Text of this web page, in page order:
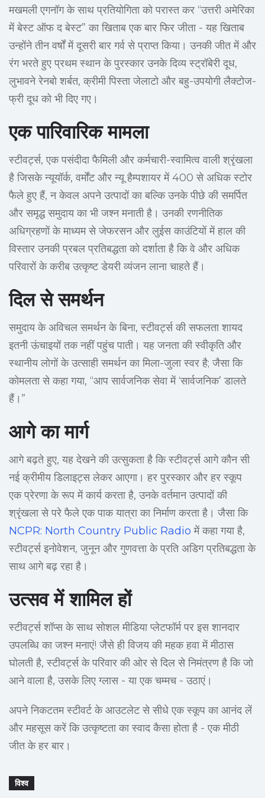
मखमली एगनॉग के साथ प्रतियोगिता को परास्त कर “उत्तरी अमेरिका
में बेस्ट ऑफ द बेस्ट” का खिताब एक बार फिर जीता - यह खिताब
उन्होंने तीन वर्षों में दूसरी बार गर्व से प्राप्त किया। उनकी जीत में और
रंग भरते हुए प्रथम स्थान के पुरस्कार उनके दिव्य स्ट्रॉबेरी दूध,
लुभावने रेनबो शर्बत, क्रीमी पिस्ता जेलाटो और बहु-उपयोगी लैक्टोज-
फ्री दूध को भी दिए गए।
एक पारिवारिक मामला
स्टीवर्ट्स, एक पसंदीदा फैमिली और कर्मचारी-स्वामित्व वाली श्रृंखला
है जिसके न्यूयॉर्क, वर्मोंट और न्यू हैम्पशायर में 400 से अधिक स्टोर
फैले हुए हैं, न केवल अपने उत्पादों का बल्कि उनके पीछे की समर्पित
और समृद्ध समुदाय का भी जश्न मनाती है। उनकी रणनीतिक
अधिग्रहणों के माध्यम से जेफरसन और लुईस काउंटियों में हाल की
विस्तार उनकी प्रबल प्रतिबद्धता को दर्शाता है कि वे और अधिक
परिवारों के करीब उत्कृष्ट डेयरी व्यंजन लाना चाहते हैं।
दिल से समर्थन
समुदाय के अविचल समर्थन के बिना, स्टीवर्ट्स की सफलता शायद
इतनी ऊंचाइयों तक नहीं पहुंच पाती। यह जनता की स्वीकृति और
स्थानीय लोगों के उत्साही समर्थन का मिला-जुला स्वर है; जैसा कि
कोमलता से कहा गया, “आप सार्वजनिक सेवा में ‘सार्वजनिक’ डालते
हैं।”
आगे का मार्ग
आगे बढ़ते हुए, यह देखने की उत्सुकता है कि स्टीवर्ट्स आगे कौन सी
नई क्रीमीय डिलाइट्स लेकर आएगा। हर पुरस्कार और हर स्कूप
एक प्रेरणा के रूप में कार्य करता है, उनके वर्तमान उत्पादों की
श्रृंखला से परे फैले एक पाक यात्रा का निर्माण करता है। जैसा कि
NCPR: North Country Public Radio में कहा गया है,
स्टीवर्ट्स इनोवेशन, जुनून और गुणवत्ता के प्रति अडिग प्रतिबद्धता के
साथ आगे बढ़ रहा है।
उत्सव में शामिल हों
स्टीवर्ट्स शॉप्स के साथ सोशल मीडिया प्लेटफॉर्म पर इस शानदार
उपलब्धि का जश्न मनाएं! जैसे ही विजय की महक हवा में मीठास
घोलती है, स्टीवर्ट्स के परिवार की ओर से दिल से निमंत्रण है कि जो
आने वाला है, उसके लिए ग्लास - या एक चम्मच - उठाएं।
अपने निकटतम स्टीवर्ट के आउटलेट से सीधे एक स्कूप का आनंद लें
और महसूस करें कि उत्कृष्टता का स्वाद कैसा होता है - एक मीठी
जीत के हर बार।
विश्व